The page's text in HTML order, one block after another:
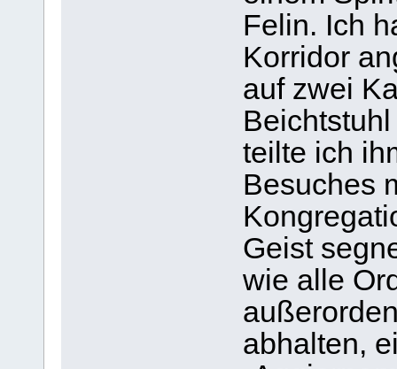
Felin. Ich
Korridor
auf zwei
teilte ich
Besuches
Geist
wie alle
abhalten,